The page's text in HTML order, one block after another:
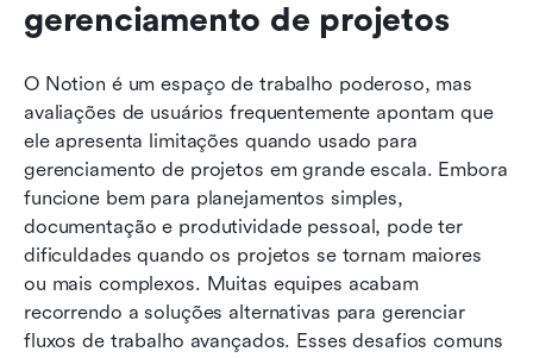
gerenciamento de projetos
O Notion é um espaço de trabalho poderoso, mas
avaliações de usuários frequentemente apontam que
ele apresenta limitações quando usado para
gerenciamento de projetos em grande escala. Embora
funcione bem para planejamentos simples,
documentação e produtividade pessoal, pode ter
dificuldades quando os projetos se tornam maiores
ou mais complexos. Muitas equipes acabam
recorrendo a soluções alternativas para gerenciar
fluxos de trabalho avançados. Esses desafios comuns